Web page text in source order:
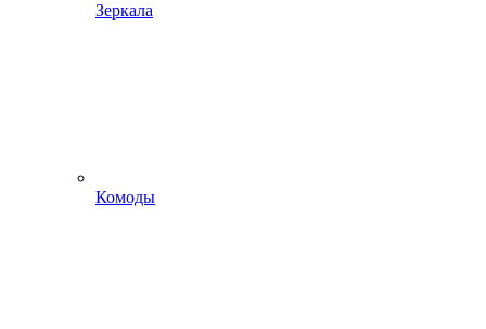
Зеркала
Комоды